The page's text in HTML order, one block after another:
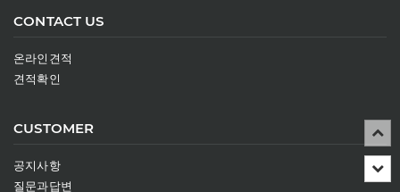
CONTACT US
온라인견적
견적확인
CUSTOMER
공지사항
질문과답변